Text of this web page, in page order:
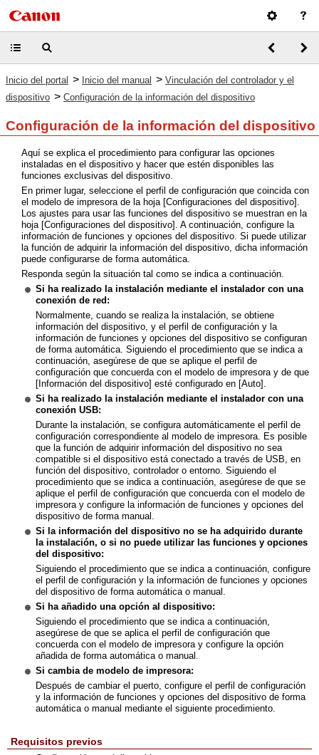
Inicio del portal > Inicio del manual > Vinculación del controlador y el
dispositivo > Configuración de la información del dispositivo
Configuración de la información del dispositivo
Aquí se explica el procedimiento para configurar las opciones
instaladas en el dispositivo y hacer que estén disponibles las
funciones exclusivas del dispositivo.
En primer lugar, seleccione el perfil de configuración que coincida con
el modelo de impresora de la hoja [Configuraciones del dispositivo].
Los ajustes para usar las funciones del dispositivo se muestran en la
hoja [Configuraciones del dispositivo]. A continuación, configure la
información de funciones y opciones del dispositivo. Si puede utilizar
la función de adquirir la información del dispositivo, dicha información
puede configurarse de forma automática.
Responda según la situación tal como se indica a continuación.
Si ha realizado la instalación mediante el instalador con una
conexión de red:
Normalmente, cuando se realiza la instalación, se obtiene
información del dispositivo, y el perfil de configuración y la
información de funciones y opciones del dispositivo se configuran
de forma automática. Siguiendo el procedimiento que se indica a
continuación, asegúrese de que se aplique el perfil de
configuración que concuerda con el modelo de impresora y de que
[Información del dispositivo] esté configurado en [Auto].
Si ha realizado la instalación mediante el instalador con una
conexión USB:
Durante la instalación, se configura automáticamente el perfil de
configuración correspondiente al modelo de impresora. Es posible
que la función de adquirir información del dispositivo no sea
compatible si el dispositivo está conectado a través de USB, en
función del dispositivo, controlador o entorno. Siguiendo el
procedimiento que se indica a continuación, asegúrese de que se
aplique el perfil de configuración que concuerda con el modelo de
impresora y configure la información de funciones y opciones del
dispositivo de forma manual.
Si la información del dispositivo no se ha adquirido durante
la instalación, o si no puede utilizar las funciones y opciones
del dispositivo:
Siguiendo el procedimiento que se indica a continuación, configure
el perfil de configuración y la información de funciones y opciones
del dispositivo de forma automática o manual.
Si ha añadido una opción al dispositivo:
Siguiendo el procedimiento que se indica a continuación,
asegúrese de que se aplica el perfil de configuración que
concuerda con el modelo de impresora y configure la opción
añadida de forma automática o manual.
Si cambia de modelo de impresora:
Después de cambiar el puerto, configure el perfil de configuración
y la información de funciones y opciones del dispositivo de forma
automática o manual mediante el siguiente procedimiento.
Requisitos previos